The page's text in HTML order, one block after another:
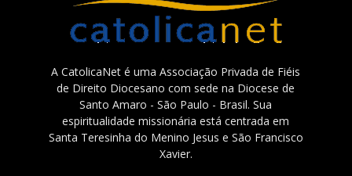
A CatolicaNet é uma Associação Privada de Fiéis
de Direito Diocesano com sede na Diocese de
Santo Amaro - São Paulo - Brasil. Sua
espiritualidade missionária está centrada em
Santa Teresinha do Menino Jesus e São Francisco
Xavier.